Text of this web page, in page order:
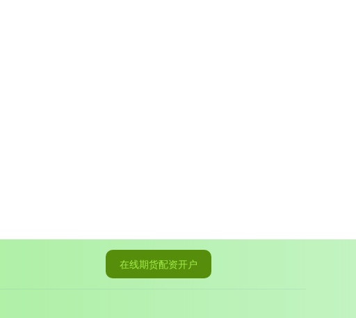
在线期货配资开户